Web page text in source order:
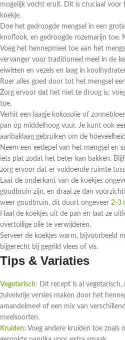
mogelijk vocht eruit. Dit is cruciaal voor
koekje.
Doe het gedroogde mengsel in een
knoflook, en gedroogde rozemarijn toe.
Voeg het hennepmeel toe aan het
vervanger voor traditioneel meel in de
eiwitten en vezels en laag in
Roer alles goed door tot het mengsel
Zorg ervoor dat het niet te droog is;
toe.
Verhit een laagje kokosolie of
pan op middelhoog vuur. Je kunt ook
aanbaklaag gebruiken om de
Neem een eetlepel van het mengsel en
iets plat zodat het beter kan bakken.
zorg ervoor dat er voldoende ruimte
Laat de onderkant van de koekjes
goudbruin zijn, en draai ze dan
weer goudbruin, dit duurt ongeveer 2-3
Haal de koekjes uit de pan en laat ze
overtollige olie te verwijderen.
Serveer de koekjes warm, bijvoorbeeld
bijgerecht bij gegrild vlees of vis.
Tips & Variaties
Vegetarisch: Dit recept is al
zuivelvrije versies maken door het
amandelmeel of een mix van
meelsoorten.
Kruiden: Voeg andere kruiden toe zoals